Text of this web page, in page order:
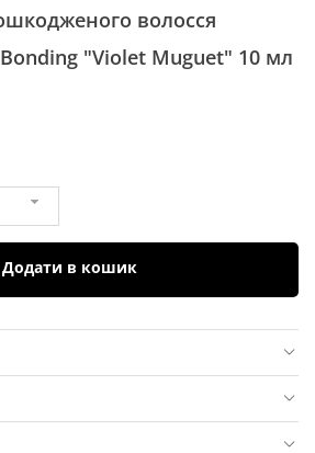
волосся
"Violet Muguet" 10 мл
Додати в кошик